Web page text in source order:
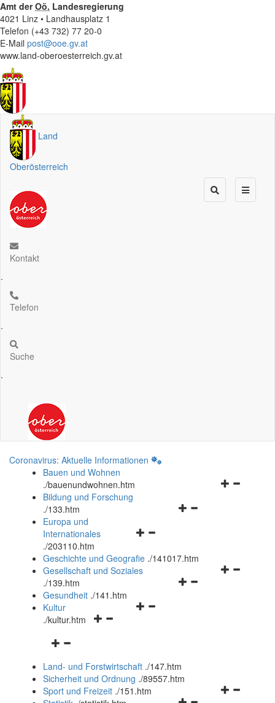
Amt derOö. Landesregierung
4021 Linz • Landhausplatz 1
Telefon (+43 732) 77 20-0
E-Mail post@ooe.gv.at
www.land-oberoesterreich.gv.at
Land
Oberösterreich
Kontakt
.
Telefon
.
Suche
.
Coronavirus: Aktuelle Informationen
Bauen und Wohnen
./bauenundwohnen.htm
Navigationsmenü
Bildung und Forschung
./133.htm
Navigationsmenü
und
schließen
Europa und
Internationales
./203110.htm
Geschichte und Geografie ./141017.htm
Navigationsmenü
Gesellschaft und Soziales
./139.htm
Navigationsmenü
Gesundheit ./141.htm
Navigationsmenü
Kultur
./kultur.htm
Navigationsmenü
und
schließen
Land- und Forstwirtschaft ./147.htm
Sicherheit und Ordnung ./89557.htm
Sport und Freizeit ./151.htm